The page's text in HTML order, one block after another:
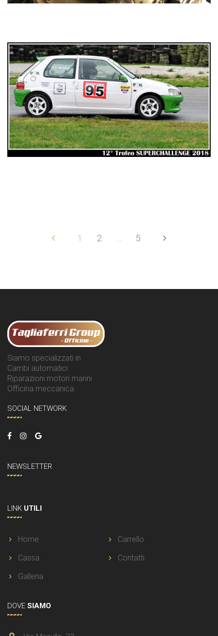
1 2 … 5
Siamo specializzati in
Cambi automatici
Riparazioni motori marini
Officina meccanica
SOCIAL NETWORK
NEWSLETTER
LINK UTILI
Home
Carrello
Cassa
Contatti
Galleria
DOVE SIAMO